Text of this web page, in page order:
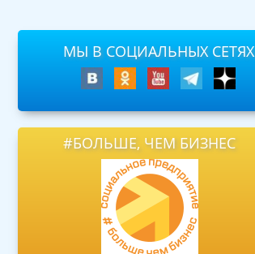
МЫ В СОЦИАЛЬНЫХ СЕТЯХ
#БОЛЬШЕ, ЧЕМ БИЗНЕС